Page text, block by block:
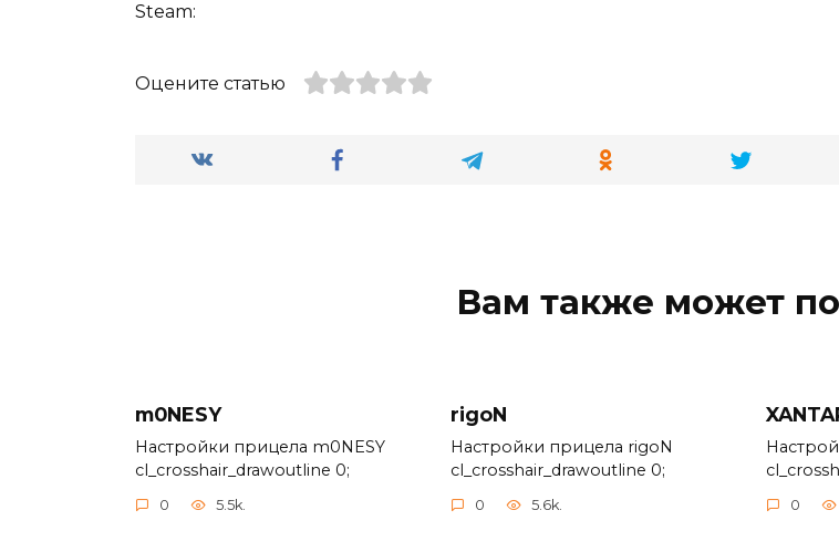
Steam:
Оцените статью
Вам также может
m0NESY
Настройки прицела m0NESY
cl_crosshair_drawoutline 0;
0 5.5k.
rigoN
Настройки прицела rigoN
cl_crosshair_drawoutline 0;
0 5.6k. 0